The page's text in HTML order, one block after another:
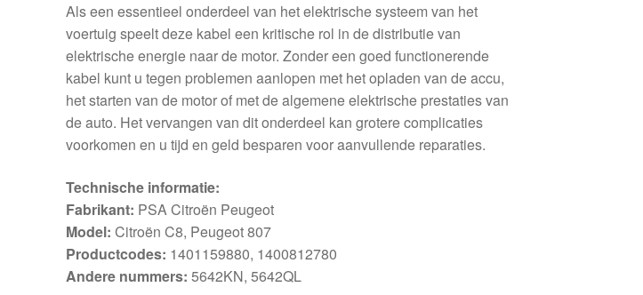
Als een essentieel onderdeel van het elektrische systeem van het
voertuig speelt deze kabel een kritische rol in de distributie van
elektrische energie naar de motor. Zonder een goed functionerende
kabel kunt u tegen problemen aanlopen met het opladen van de accu,
het starten van de motor of met de algemene elektrische prestaties van
de auto. Het vervangen van dit onderdeel kan grotere complicaties
voorkomen en u tijd en geld besparen voor aanvullende reparaties.
Technische informatie:
Fabrikant: PSA Citroën Peugeot
Model: Citroën C8, Peugeot 807
Productcodes: 1401159880, 1400812780
Andere nummers: 5642KN, 5642QL